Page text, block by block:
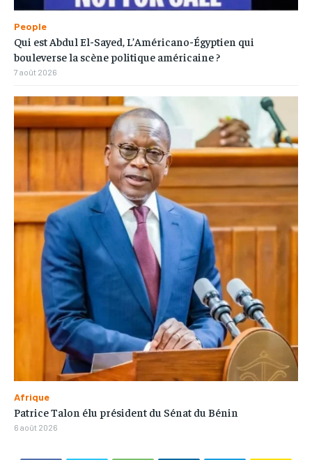
People
Qui est Abdul El-Sayed, L’Américano-Égyptien qui
bouleverse la scène politique américaine ?
7 août 2026
Afrique
Patrice Talon élu président du Sénat du Bénin
6 août 2026